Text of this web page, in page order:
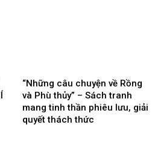
“Những câu chuyện về Rồng
và Phù thủy” – Sách tranh
mang tinh thần phiêu lưu, giải
quyết thách thức